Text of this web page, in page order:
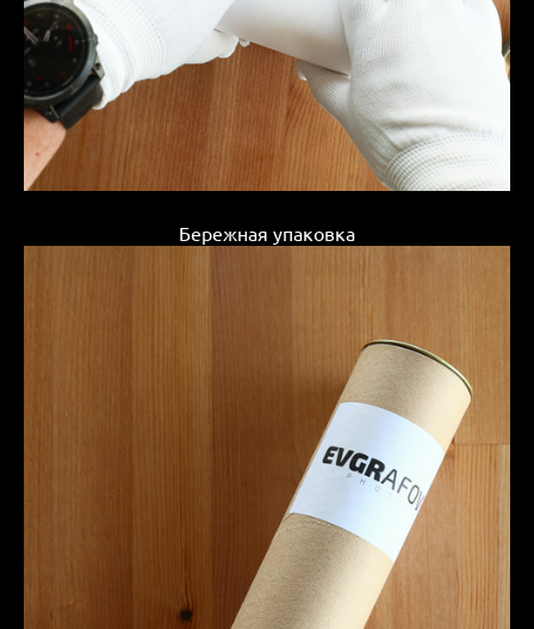
Бережная упаковка